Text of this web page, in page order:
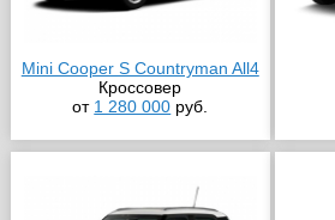
Mini Cooper S Countryman All4
Кроссовер
от 1 280 000 руб.